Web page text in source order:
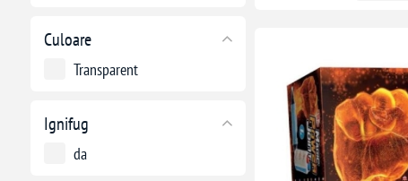
Culoare
Transparent
Ignifug
da